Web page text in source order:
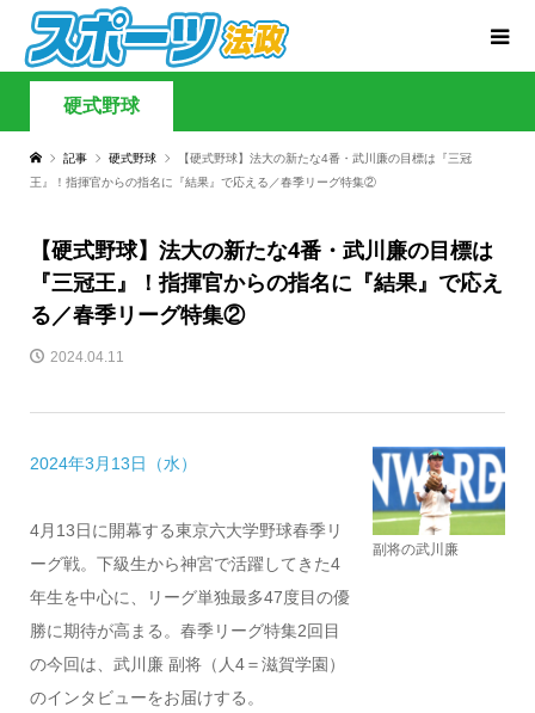
硬式野球
記事 硬式野球
【硬式野球】法大の新たな4番・武川廉の目標は『三冠
王』！指揮官からの指名に『結果』で応える／春季リーグ特集②
【硬式野球】法大の新たな4番・武川廉の目標は
『三冠王』！指揮官からの指名に『結果』で応え
る／春季リーグ特集②
2024.04.11
2024年3月13日（水）
4月13日に開幕する東京六大学野球春季リ
ーグ戦。下級生から神宮で活躍してきた4
年生を中心に、リーグ単独最多47度目の優
勝に期待が高まる。春季リーグ特集2回目
の今回は、武川廉 副将（人4＝滋賀学園）
のインタビューをお届けする。
副将の武川廉